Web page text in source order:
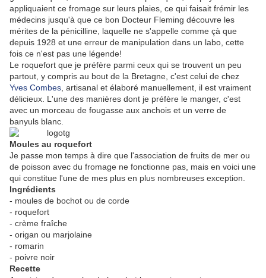
appliquaient ce fromage sur leurs plaies, ce qui faisait frémir les
médecins jusqu'à que ce bon Docteur Fleming découvre les
mérites de la pénicilline, laquelle ne s'appelle comme çà que
depuis 1928 et une erreur de manipulation dans un labo, cette
fois ce n'est pas une légende!
Le roquefort que je préfère parmi ceux qui se trouvent un peu
partout, y compris au bout de la Bretagne, c'est celui de chez
Yves Combes , artisanal et élaboré manuellement, il est vraiment
délicieux. L'une des manières dont je préfère le manger, c'est
avec un morceau de fougasse aux anchois et un verre de
banyuls blanc.
Moules au roquefort
Je passe mon temps à dire que l'association de fruits de mer ou
de poisson avec du fromage ne fonctionne pas, mais en voici une
qui constitue l'une de mes plus en plus nombreuses exception.
Ingrédients
- moules de bochot ou de corde
- roquefort
- crème fraîche
- origan ou marjolaine
- romarin
- poivre noir
Recette